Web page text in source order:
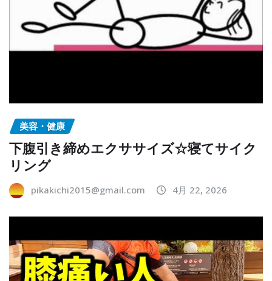
美容・健康
下腹引き締めエクササイズ☆寝てサイク
リング
pikakichi2015@gmail.com 4月 22, 2026